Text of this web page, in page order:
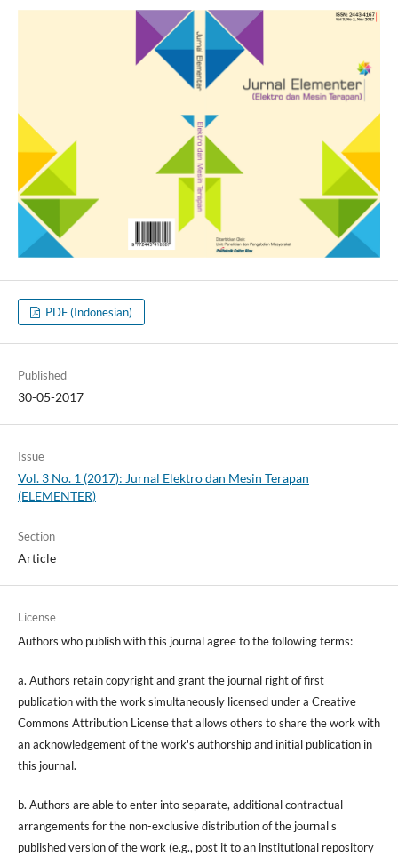
PDF (Indonesian)
Published
30-05-2017
Issue
Vol. 3 No. 1 (2017): Jurnal Elektro dan Mesin Terapan
(ELEMENTER)
Section
Article
License
Authors who publish with this journal agree to the following terms:
a. Authors retain copyright and grant the journal right of first
publication with the work simultaneously licensed under a Creative
Commons Attribution License that allows others to share the work with
an acknowledgement of the work's authorship and initial publication in
this journal.
b. Authors are able to enter into separate, additional contractual
arrangements for the non-exclusive distribution of the journal's
published version of the work (e.g., post it to an institutional repository